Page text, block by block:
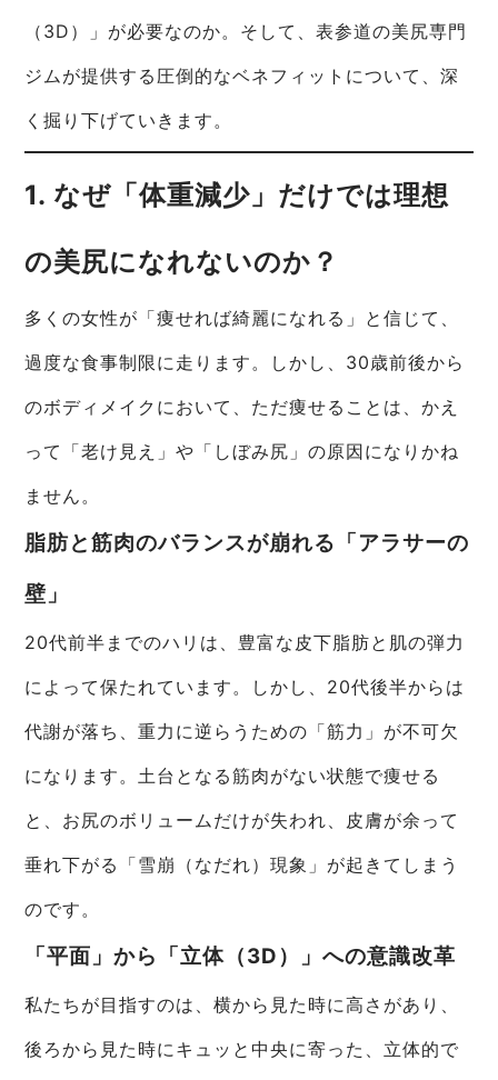
（3D）」が必要なのか。そして、表参道の美尻専門
ジムが提供する圧倒的なベネフィットについて、深
く掘り下げていきます。
1. なぜ「体重減少」だけでは理想
の美尻になれないのか？
多くの女性が「痩せれば綺麗になれる」と信じて、
過度な食事制限に走ります。しかし、30歳前後から
のボディメイクにおいて、ただ痩せることは、かえ
って「老け見え」や「しぼみ尻」の原因になりかね
ません。
脂肪と筋肉のバランスが崩れる「アラサーの
壁」
20代前半までのハリは、豊富な皮下脂肪と肌の弾力
によって保たれています。しかし、20代後半からは
代謝が落ち、重力に逆らうための「筋力」が不可欠
になります。土台となる筋肉がない状態で痩せる
と、お尻のボリュームだけが失われ、皮膚が余って
垂れ下がる「雪崩（なだれ）現象」が起きてしまう
のです。
「平面」から「立体（3D）」への意識改革
私たちが目指すのは、横から見た時に高さがあり、
後ろから見た時にキュッと中央に寄った、立体的で